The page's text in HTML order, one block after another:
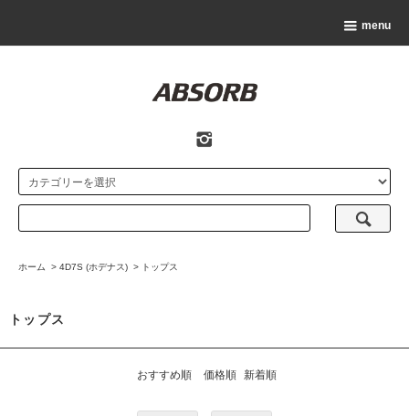
menu
ホーム > 4D7S (ホデナス) > トップス
トップス
おすすめ順 価格順 新着順